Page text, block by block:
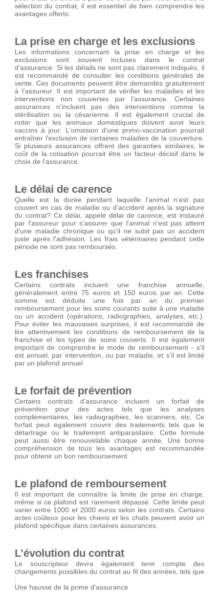
sélection du contrat, il est essentiel de bien comprendre les
avantages offerts.
La prise en charge et les exclusions
Les informations concernant la prise en charge et les
exclusions sont souvent incluses dans le contrat
d'assurance. Si les détails ne sont pas clairement indiqués, il
est recommandé de consulter les conditions générales de
vente. Ces documents peuvent être demandés gratuitement
à l’assureur. Il est important de vérifier les maladies et les
interventions non couvertes par l'assurance. Certaines
assurances n'incluent pas des interventions comme la
stérilisation ou la césarienne. Il est également crucial de
noter que les animaux domestiques doivent avoir leurs
vaccins à jour. L'omission d'une primo-vaccination pourrait
entraîner l'exclusion de certaines maladies de la couverture.
Si plusieurs assurances offrent des garanties similaires, le
coût de la cotisation pourrait être un facteur décisif dans le
choix de l'assurance.
Le délai de carence
Quelle est la durée pendant laquelle l'animal n'est pas
couvert en cas de maladie ou d’accident après la signature
du contrat? Ce délai, appelé délai de carence, est instauré
par l'assureur pour s'assurer que l'animal n'est pas atteint
d'une maladie chronique ou qu'il ne subit pas un accident
juste après l'adhésion. Les frais vétérinaires pendant cette
période ne sont pas remboursés.
Les franchises
Certains contrats incluent une franchise annuelle,
généralement entre 75 euros et 150 euros par an. Cette
somme est déduite une fois par an du premier
remboursement pour les soins courants suite à une maladie
ou un accident (opérations, radiographies, analyses, etc.).
Pour éviter les mauvaises surprises, il est recommandé de
lire attentivement les conditions de remboursement de la
franchise et les types de soins couverts. Il est également
important de comprendre le mode de remboursement - s'il
est annuel, par intervention, ou par maladie, et s’il est limité
par un plafond annuel.
Le forfait de prévention
Certains contrats d'assurance incluent un forfait de
prévention pour des actes tels que les analyses
complémentaires, les radiographies, les scanners, etc. Ce
forfait peut également couvrir des traitements tels que le
détartrage ou le traitement antiparasitaire. Cette formule
peut aussi être renouvelable chaque année. Une bonne
compréhension de tous les avantages est recommandée
pour obtenir un bon remboursement.
Le plafond de remboursement
Il est important de connaître la limite de prise en charge,
même si ce plafond est rarement dépassé. Cette limite peut
varier entre 1000 et 2000 euros selon les contrats. Certains
actes coûteux pour les chiens et les chats peuvent avoir un
plafond spécifique dans certaines assurances.
L’évolution du contrat
Le souscripteur devra également tenir compte des
changements possibles du contrat au fil des années, tels que
:
Une hausse de la prime d'assurance